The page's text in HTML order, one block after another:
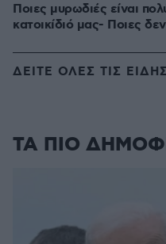
Ποιες μυρωδιές είναι
κατοικίδιό μας- Ποιες δεν
ΔΕΙΤΕ ΟΛΕΣ ΤΙΣ
ΤΑ ΠΙΟ